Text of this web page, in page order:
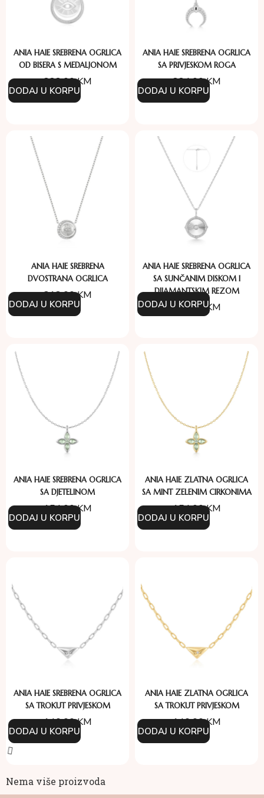
ANIA HAIE SREBRENA OGRLICA
OD BISERA S MEDALJONOM
232.00KM
DODAJ U KORPU
ANIA HAIE SREBRENA OGRLICA
SA PRIVJESKOM ROGA
234.00KM
DODAJ U KORPU
ANIA HAIE SREBRENA
DVOSTRANA OGRLICA
212.00KM
DODAJ U KORPU
ANIA HAIE SREBRENA OGRLICA
SA SUNČANIM DISKOM I
DIJAMANTSKIM REZOM
224.00KM
DODAJ U KORPU
ANIA HAIE SREBRENA OGRLICA
SA DJETELINOM
154.00KM
DODAJ U KORPU
ANIA HAIE ZLATNA OGRLICA
SA MINT ZELENIM CIRKONIMA
154.00KM
DODAJ U KORPU
ANIA HAIE SREBRENA OGRLICA
SA TROKUT PRIVJESKOM
140.00KM
DODAJ U KORPU
ANIA HAIE ZLATNA OGRLICA
SA TROKUT PRIVJESKOM
140.00KM
DODAJ U KORPU
Nema više proizvoda